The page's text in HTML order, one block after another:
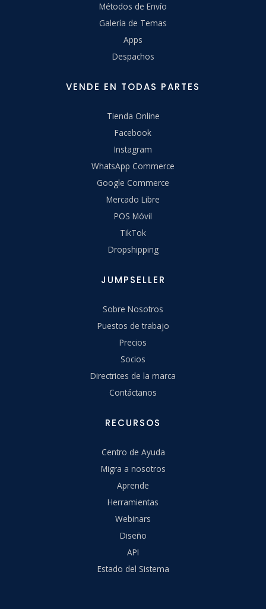
Métodos de Envío
Galería de Temas
Apps
Despachos
VENDE EN TODAS PARTES
Tienda Online
Facebook
Instagram
WhatsApp Commerce
Google Commerce
Mercado Libre
POS Móvil
TikTok
Dropshipping
JUMPSELLER
Sobre Nosotros
Puestos de trabajo
Precios
Socios
Directrices de la marca
Contáctanos
RECURSOS
Centro de Ayuda
Migra a nosotros
Aprende
Herramientas
Webinars
Diseño
API
Estado del Sistema